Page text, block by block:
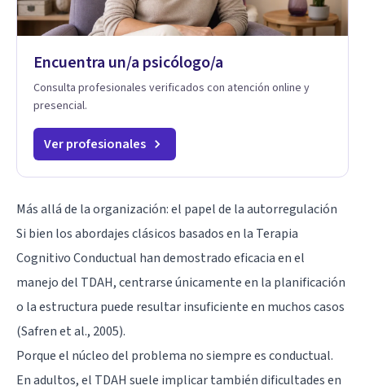
Encuentra un/a psicólogo/a
Consulta profesionales verificados con atención online y
presencial.
Ver profesionales
Más allá de la organización: el papel de la autorregulación
Si bien los abordajes clásicos basados en la Terapia
Cognitivo Conductual han demostrado eficacia en el
manejo del TDAH, centrarse únicamente en la planificación
o la estructura puede resultar insuficiente en muchos casos
(Safren et al., 2005).
Porque el núcleo del problema no siempre es conductual.
En adultos, el TDAH suele implicar también dificultades en